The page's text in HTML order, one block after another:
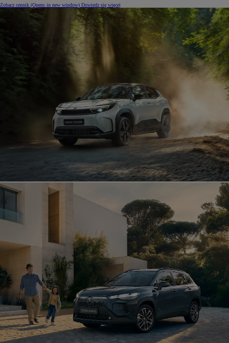
Zobacz cennik (Opens in new window) Dowiedz się więcej